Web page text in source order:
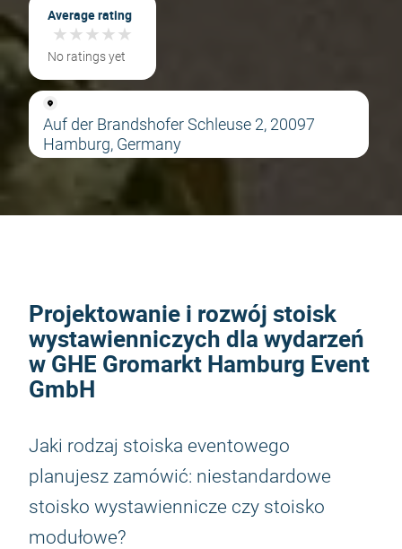
Average rating
★★★★★
★★★★★
No ratings yet
Auf der Brandshofer Schleuse 2, 20097
Hamburg, Germany
Projektowanie i rozwój stoisk
wystawienniczych dla wydarzeń
w GHE Gromarkt Hamburg Event
GmbH
Jaki rodzaj stoiska eventowego
planujesz zamówić: niestandardowe
stoisko wystawiennicze czy stoisko
modułowe?